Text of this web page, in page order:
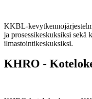
KKBL-
ja prosessikeskuksiksi sekä
ilmastointikeskuksiksi.
KHRO -